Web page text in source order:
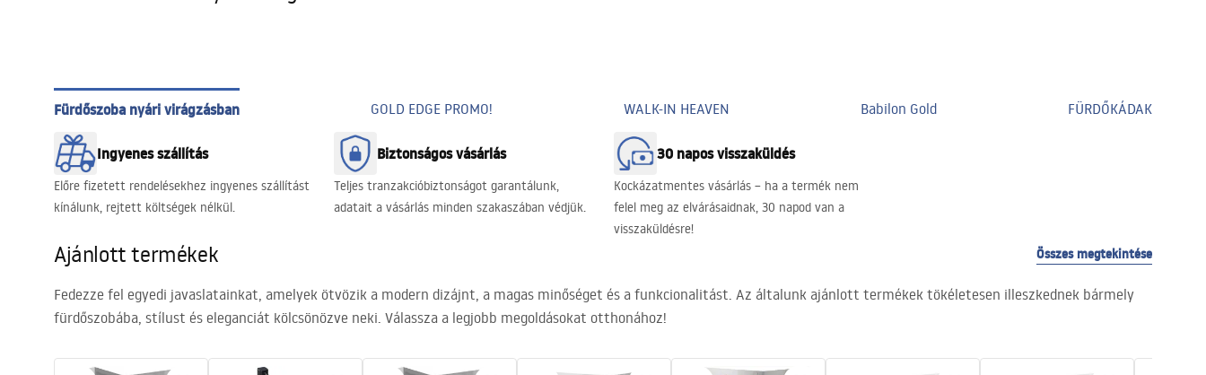
Fürdőszoba nyári virágzásban GOLD EDGE PROMO! WALK-IN HEAVEN Babilon Gold FÜRDŐKÁDAK
Ingyenes szállítás
Előre fizetett rendelésekhez ingyenes szállítást
kínálunk, rejtett költségek nélkül.
Biztonságos vásárlás
Teljes tranzakcióbiztonságot garantálunk,
adatait a vásárlás minden szakaszában védjük.
30 napos visszaküldés
Kockázatmentes vásárlás – ha a termék nem
felel meg az elvárásaidnak, 30 napod van a
visszaküldésre!
Ajánlott termékek Összes megtekintése
Fedezze fel egyedi javaslatainkat, amelyek ötvözik a modern dizájnt, a magas minőséget és a funkcionalitást. Az általunk ajánlott termékek tökéletesen illeszkednek bármely
fürdőszobába, stílust és eleganciát kölcsönözve neki. Válassza a legjobb megoldásokat otthonához!